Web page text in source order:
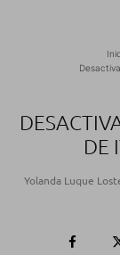
DE
Yolanda Luque